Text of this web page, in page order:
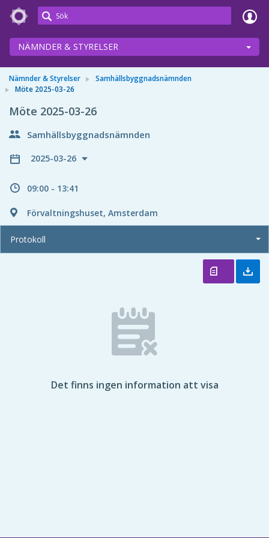
Meetings+
NÄMNDER & STYRELSER
Nämnder & Styrelser
Samhällsbyggnadsnämnden
Möte 2025-03-26
Möte 2025-03-26
Samhällsbyggnadsnämnden
2025-03-26
09:00 - 13:41
Förvaltningshuset, Amsterdam
Protokoll
Det finns ingen information att visa